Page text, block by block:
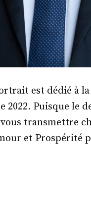
est dédié à
2022. Puisque le
transmettre
et Prospérité